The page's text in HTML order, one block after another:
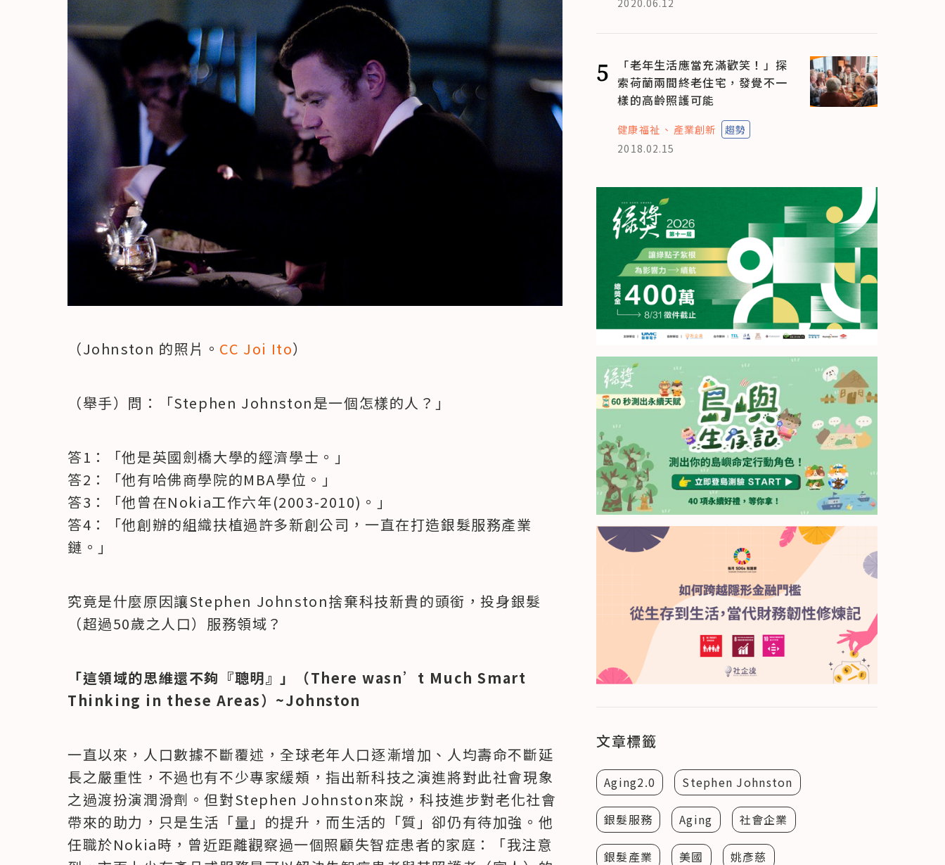
（Johnston 的照片。 CC Joi Ito）
（舉手）問：「Stephen Johnston是一個怎樣的人？」
答1：「他是英國劍橋大學的經濟學士。」
答2：「他有哈佛商學院的MBA學位。」
答3：「他曾在Nokia工作六年(2003-2010)。」
答4：「他創辦的組織扶植過許多新創公司，一直在打造銀髮服務產業
鏈。」
究竟是什麼原因讓Stephen Johnston捨棄科技新貴的頭銜，投身銀髮
（超過50歲之人口）服務領域？
「這領域的思維還不夠『聰明』」（There wasn’t Much Smart
Thinking in these Areas）~Johnston
一直以來，人口數據不斷覆述，全球老年人口逐漸增加、人均壽命不斷延
長之嚴重性，不過也有不少專家緩頰，指出新科技之演進將對此社會現象
之過渡扮演潤滑劑。但對Stephen Johnston來說，科技進步對老化社會
帶來的助力，只是生活「量」的提升，而生活的「質」卻仍有待加強。他
任職於Nokia時，曾近距離觀察過一個照顧失智症患者的家庭：「我注意
5
「老年生活應當充滿歡笑！」探
索荷蘭兩間終老住宅，發覺不一
樣的高齡照護可能
健康福祉 產業創新
趨勢
2018.02.15
文章標籤
Aging2.0 Stephen Johnston
銀髮服務 Aging 社會企業
銀髮產業 美國 姚彥慈